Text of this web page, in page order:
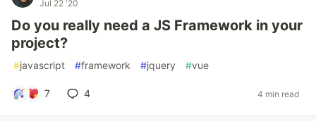
Jul 22 '20
Do you really need a JS Framework in your
project?
#javascript #framework #jquery #vue
7 4 4 min read